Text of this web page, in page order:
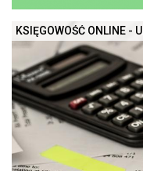
KSIĘGOWOŚĆ ONLINE -